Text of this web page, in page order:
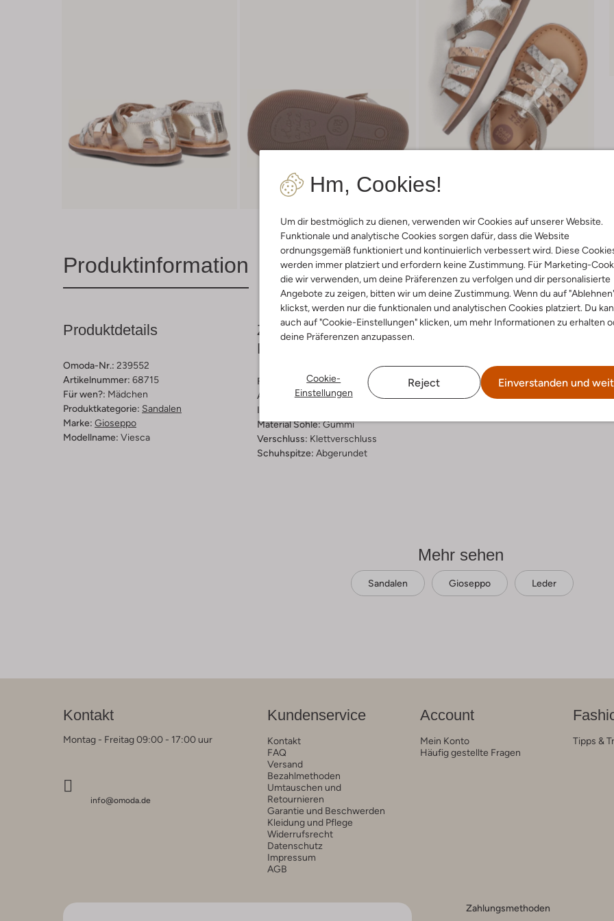
Hm, Cookies!
Um dir bestmöglich zu dienen, verwenden wir Cookies auf unserer Website.
Funktionale und analytische Cookies sorgen dafür, dass die Website
ordnungsgemäß funktioniert und kontinuierlich verbessert wird. Diese
werden immer platziert und erfordern keine Zustimmung. Für Marketing-
die wir verwenden, um deine Präferenzen zu verfolgen und dir personalisierte
Angebote zu zeigen, bitten wir um deine Zustimmung. Wenn du auf
klickst, werden nur die funktionalen und analytischen Cookies platziert. Du
auch auf "Cookie-Einstellungen" klicken, um mehr Informationen zu erhalten
deine Präferenzen anzupassen.
Cookie-
Einstellungen
Reject Einverstanden und
Produktinformation Lieferung & Rückgabe
Produktdetails
Omoda-Nr.: 239552
Artikelnummer: 68715
Für wen?: Mädchen
Produktkategorie: Sandalen
Marke: Gioseppo
Modellname: Viesca
Zusammensetzung &
Passform
Farbe :
Gold
Außenmaterial:Leder
Innenmaterial:
Material Sohle:Gummi
Verschluss: Klettverschluss
Schuhspitze: Abgerundet
Mehr sehen
Sandalen Gioseppo Leder
Kontakt
Montag - Freitag 09:00 - 17:00 uur
info@omoda.de
Kundenservice
Kontakt
FAQ
Versand
Bezahlmethoden
Umtauschen und
Retournieren
Garantie und Beschwerden
Kleidung und Pflege
Widerrufsrecht
Datenschutz
Impressum
AGB
Account
Mein Konto
Häufig gestellte Fragen
Tipps &
Zahlungsmethoden